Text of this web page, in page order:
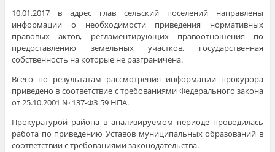
10.01.2017 в адрес глав сельский поселений направлены
информации о необходимости приведения нормативных
правовых актов, регламентирующих правоотношения по
предоставлению земельных участков, государственная
собственность на которые не разграничена.
Всего по результатам рассмотрения информации прокурора
приведено в соответствие с требованиями Федерального закона
от 25.10.2001 № 137-ФЗ 59 НПА.
Прокуратурой района в анализируемом периоде проводилась
работа по приведению Уставов муниципальных образований в
соответствии с требованиями законодательства.